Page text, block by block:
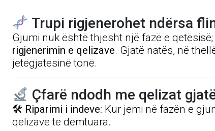
Trupi rigjenerohet ndërsa
Gjumi nuk është thjesht një fazë e
rigjenerimin e qelizave. Gjatë natës, në
jetëgjatësinë tonë.
Çfarë ndodh me qelizat
🛠 Riparimi i indeve: Kur jemi në fazën e
qelizave të dëmtuara.